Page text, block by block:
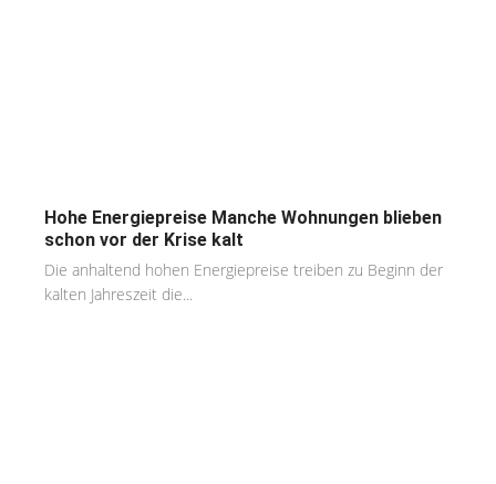
Hohe Energiepreise Manche Wohnungen blieben
schon vor der Krise kalt
Die anhaltend hohen Energiepreise treiben zu Beginn der
kalten Jahreszeit die...